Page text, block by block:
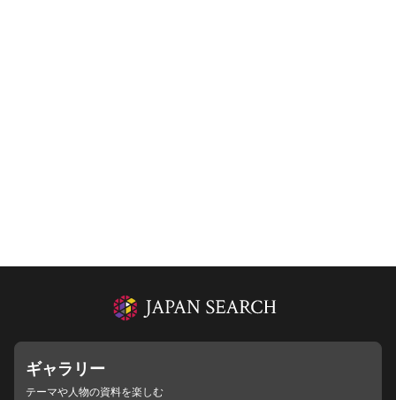
ギャラリー
テーマや人物の資料を楽しむ